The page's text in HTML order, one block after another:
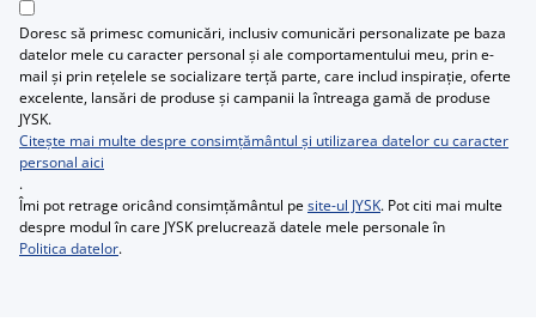
Doresc să primesc comunicări, inclusiv comunicări personalizate pe baza
datelor mele cu caracter personal și ale comportamentului meu, prin e-
mail și prin rețelele se socializare terță parte, care includ inspirație, oferte
excelente, lansări de produse și campanii la întreaga gamă de produse
JYSK.
Citește mai multe despre consimțământul și utilizarea datelor cu caracter
personal aici
.
Îmi pot retrage oricând consimțământul pesite-ul JYSK. Pot citi mai multe
despre modul în care JYSK prelucrează datele mele personale în
Politica datelor.